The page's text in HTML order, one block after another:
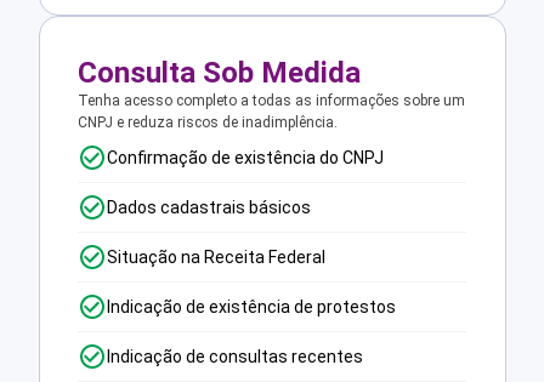
Consulta Sob Medida
Tenha acesso completo a todas as informações sobre um
CNPJ e reduza riscos de inadimplência.
Confirmação de existência do CNPJ
Dados cadastrais básicos
Situação na Receita Federal
Indicação de existência de protestos
Indicação de consultas recentes